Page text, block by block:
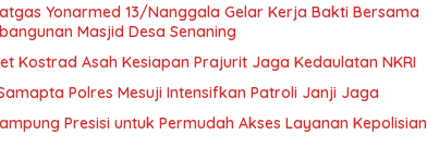
Yonarmed 13/Nanggala Gelar Kerja Bakti Bersama
Masjid Desa Senaning
Kostrad Asah Kesiapan Prajurit Jaga Kedaulatan NKRI
Polres Mesuji Intensifkan Patroli Janji Jaga
Presisi untuk Permudah Akses Layanan Kepolisian